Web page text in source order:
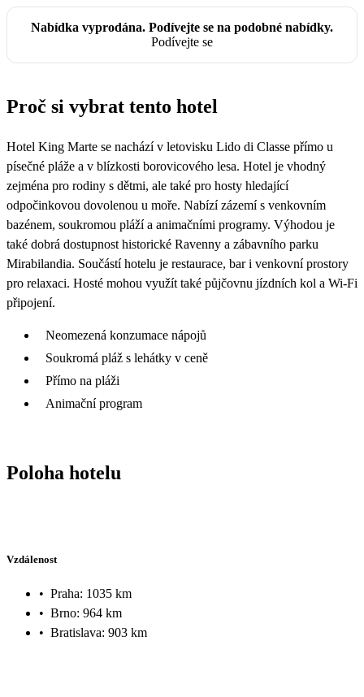
Nabídka vyprodána. Podívejte se na podobné nabídky.
Podívejte se
Proč si vybrat tento hotel
Hotel King Marte se nachází v letovisku Lido di Classe přímo u
písečné pláže a v blízkosti borovicového lesa. Hotel je vhodný
zejména pro rodiny s dětmi, ale také pro hosty hledající
odpočinkovou dovolenou u moře. Nabízí zázemí s venkovním
bazénem, soukromou pláží a animačními programy. Výhodou je
také dobrá dostupnost historické Ravenny a zábavního parku
Mirabilandia. Součástí hotelu je restaurace, bar i venkovní prostory
pro relaxaci. Hosté mohou využít také půjčovnu jízdních kol a Wi-Fi
připojení.
Neomezená konzumace nápojů
Soukromá pláž s lehátky v ceně
Přímo na pláži
Animační program
Poloha hotelu
Vzdálenost
• Praha: 1035 km
• Brno: 964 km
• Bratislava: 903 km